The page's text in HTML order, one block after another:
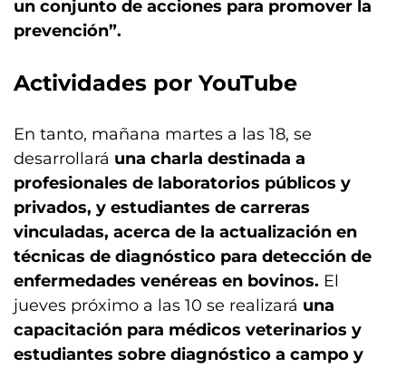
un conjunto de acciones para promover la
prevención”.
Actividades por YouTube
En tanto, mañana martes a las 18, se
desarrollará una charla destinada a
profesionales de laboratorios públicos y
privados, y estudiantes de carreras
vinculadas, acerca de la actualización en
técnicas de diagnóstico para detección de
enfermedades venéreas en bovinos. El
jueves próximo a las 10 se realizará una
capacitación para médicos veterinarios y
estudiantes sobre diagnóstico a campo y